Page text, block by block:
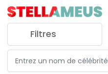
Filtres